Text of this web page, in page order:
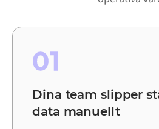
01
Dina team slipper
data manuellt